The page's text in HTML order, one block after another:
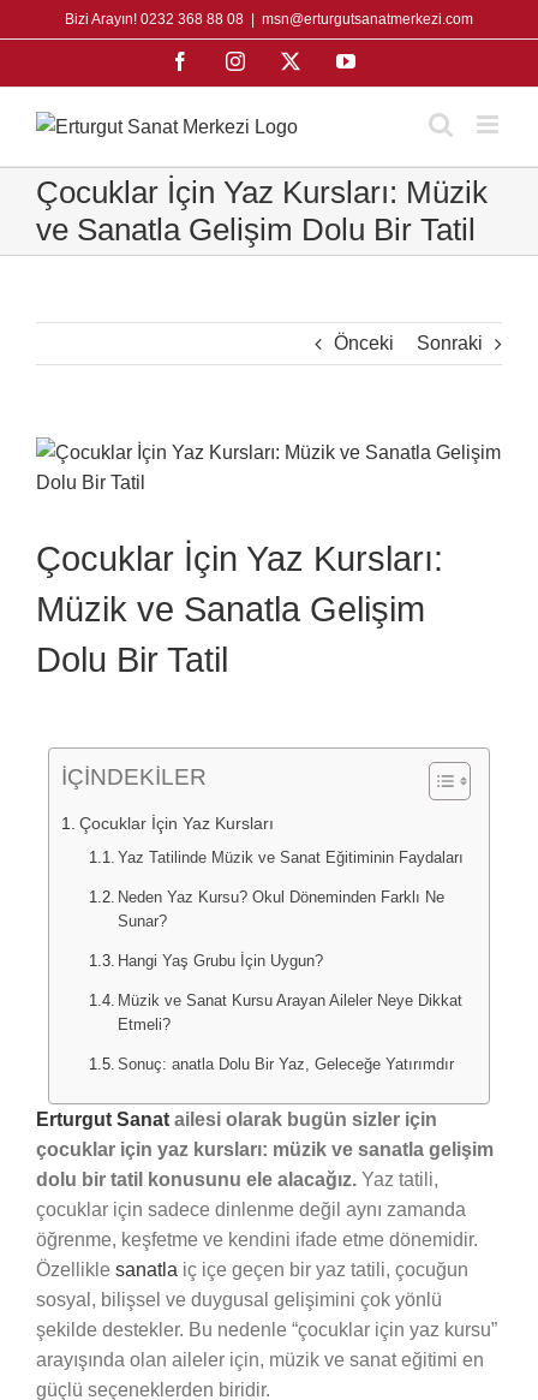
to
Bizi Arayın! 0232 368 88 08 msn@erturgutsanatmerkezi.com
FacebookInstagram YouTube
Çocuklar İçin Yaz Kursları: Müzik
ve Sanatla Gelişim Dolu Bir Tatil
Önceki Sonraki
View
Larger
Çocuklar İçin Yaz Kursları:
Müzik ve Sanatla Gelişim
Dolu Bir Tatil
İÇİNDEKİLER
Çocuklar İçin Yaz Kursları
Yaz Tatilinde Müzik ve Sanat Eğitiminin Faydaları
Neden Yaz Kursu? Okul Döneminden Farklı Ne
Sunar?
Hangi Yaş Grubu İçin Uygun?
Müzik ve Sanat Kursu Arayan Aileler Neye Dikkat
Etmeli?
Sonuç: anatla Dolu Bir Yaz, Geleceğe Yatırımdır
Erturgut Sanatailesi olarak bugün sizler için
çocuklar için yaz kursları: müzik ve sanatla gelişim
dolu bir tatil konusunu ele alacağız.Yaz tatili,
çocuklar için sadece dinlenme değil aynı zamanda
öğrenme, keşfetme ve kendini ifade etme dönemidir.
Özellikle sanatla iç içe geçen bir yaz tatili, çocuğun
sosyal, bilişsel ve duygusal gelişimini çok yönlü
şekilde destekler. Bu nedenle “çocuklar için yaz kursu”
arayışında olan aileler için, müzik ve sanat eğitimi en
güçlü seçeneklerden biridir.